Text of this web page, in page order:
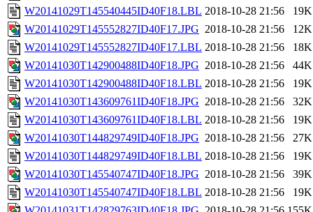
W20141029T145540445ID40F18.LBL 2018-10-28 21:56
19K
W20141029T145552827ID40F17.JPG 2018-10-28 21:56
12K
W20141029T145552827ID40F17.LBL 2018-10-28 21:56
18K
W20141030T142900488ID40F18.JPG 2018-10-28 21:56
44K
W20141030T142900488ID40F18.LBL 2018-10-28 21:56
19K
W20141030T143609761ID40F18.JPG 2018-10-28 21:56
32K
W20141030T143609761ID40F18.LBL 2018-10-28 21:56
19K
W20141030T144829749ID40F18.JPG 2018-10-28 21:56
27K
W20141030T144829749ID40F18.LBL 2018-10-28 21:56
19K
W20141030T145540747ID40F18.JPG 2018-10-28 21:56
39K
W20141030T145540747ID40F18.LBL 2018-10-28 21:56
19K